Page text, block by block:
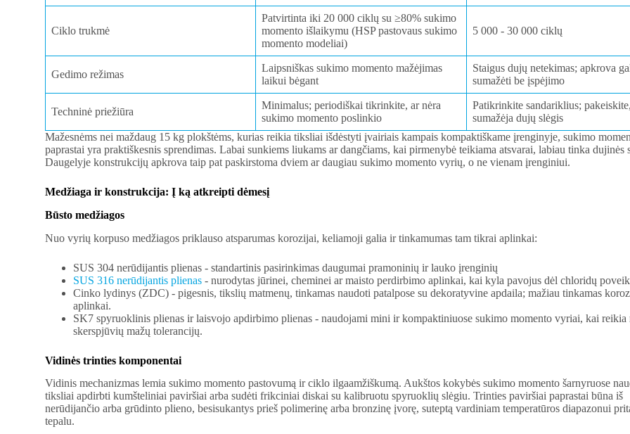
Ciklo trukmė
Patvirtinta iki 20 000 ciklų su ≥80% sukimo
momento išlaikymu (HSP pastovaus sukimo
momento modeliai)
5 000 - 30 000 ciklų
Gedimo režimas
Laipsniškas sukimo momento mažėjimas
laikui bėgant
Staigus dujų netekimas; apkrova
sumažėti be įspėjimo
Techninė priežiūra
Minimalus; periodiškai tikrinkite, ar nėra
sukimo momento poslinkio
Patikrinkite sandariklius;
sumažėja dujų slėgis
Mažesnėms nei maždaug 15 kg plokštėms, kurias reikia tiksliai išdėstyti įvairiais kampais kompaktiškame įrenginyje, sukimo
paprastai yra praktiškesnis sprendimas. Labai sunkiems liukams ar dangčiams, kai pirmenybė teikiama atsvarai, labiau tinka dujinės
Daugelyje konstrukcijų apkrova taip pat paskirstoma dviem ar daugiau sukimo momento vyrių, o ne vienam įrenginiui.
Medžiaga ir konstrukcija: Į ką atkreipti dėmesį
Būsto medžiagos
Nuo vyrių korpuso medžiagos priklauso atsparumas korozijai, keliamoji galia ir tinkamumas tam tikrai aplinkai:
SUS 304 nerūdijantis plienas - standartinis pasirinkimas daugumai pramoninių ir lauko įrenginių
SUS 316 nerūdijantis plienas - nurodytas jūrinei, cheminei ar maisto perdirbimo aplinkai, kai kyla pavojus dėl chloridų
Cinko lydinys (ZDC) - pigesnis, tikslių matmenų, tinkamas naudoti patalpose su dekoratyvine apdaila; mažiau tinkamas
aplinkai.
SK7 spyruoklinis plienas ir laisvojo apdirbimo plienas - naudojami mini ir kompaktiniuose sukimo momento vyriai, kai reikia
skerspjūvių mažų tolerancijų.
Vidinės trinties komponentai
Vidinis mechanizmas lemia sukimo momento pastovumą ir ciklo ilgaamžiškumą. Aukštos kokybės sukimo momento šarnyruose
tiksliai apdirbti kumšteliniai paviršiai arba sudėti frikciniai diskai su kalibruotu spyruoklių slėgiu. Trinties paviršiai paprastai būna iš
nerūdijančio arba grūdinto plieno, besisukantys prieš polimerinę arba bronzinę įvorę, suteptą vardiniam temperatūros diapazonui
tepalu.